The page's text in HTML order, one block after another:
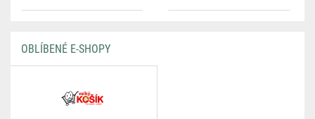
OBLÍBENÉ E-SHOPY